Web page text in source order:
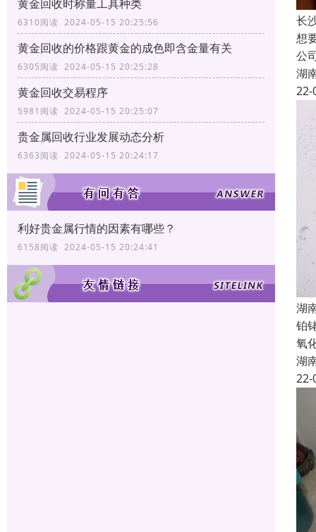
黄金回收时称量工具种类
6310阅读 2024-05-15 20:25:56
黄金回收的价格跟黄金的成色即含金量有关
6305阅读 2024-05-15 20:25:28
黄金回收交易程序
5981阅读 2024-05-15 20:25:07
贵金属回收行业发展动态分析
6363阅读 2024-05-15 20:24:17
利好贵金属行情的因素有哪些？
6158阅读 2024-05-15 20:24:41
长
想
公
湖
22-
湖
铂
氧
湖
22-